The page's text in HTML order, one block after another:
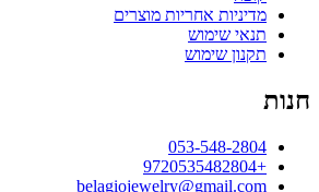
מדיניות אחריות מוצרים
תנאי שימוש
תקנון שימוש
חנות
053-548-2804
+9720535482804
belagiojewelry@gmail.com